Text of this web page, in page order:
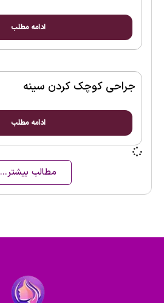
ادامه مطلب
جراحی کوچک کردن سینه
ادامه مطلب
مطالب بیشتر...